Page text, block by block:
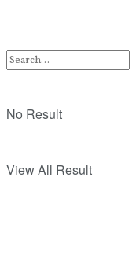
No Result
View All Result